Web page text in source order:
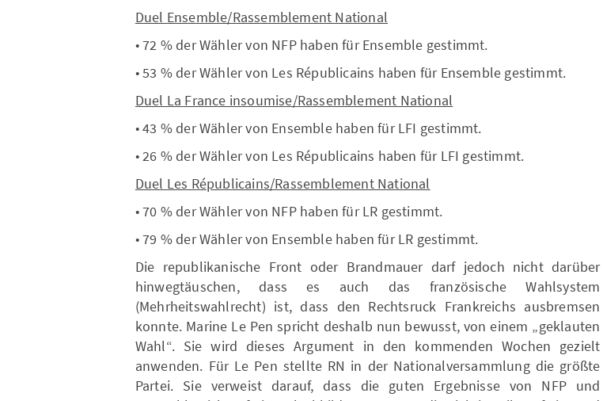
Duel Ensemble/Rassemblement National
• 72 % der Wähler von NFP haben für Ensemble gestimmt.
• 53 % der Wähler von Les Républicains haben für Ensemble gestimmt.
Duel La France insoumise/Rassemblement National
• 43 % der Wähler von Ensemble haben für LFI gestimmt.
• 26 % der Wähler von Les Républicains haben für LFI gestimmt.
Duel Les Républicains/Rassemblement National
• 70 % der Wähler von NFP haben für LR gestimmt.
• 79 % der Wähler von Ensemble haben für LR gestimmt.
Die republikanische Front oder Brandmauer darf jedoch nicht darüber
hinwegtäuschen, dass es auch das französische Wahlsystem
(Mehrheitswahlrecht) ist, dass den Rechtsruck Frankreichs ausbremsen
konnte. Marine Le Pen spricht deshalb nun bewusst, von einem „geklauten
Wahl“. Sie wird dieses Argument in den kommenden Wochen gezielt
anwenden. Für Le Pen stellte RN in der Nationalversammlung die größte
Partei. Sie verweist darauf, dass die guten Ergebnisse von NFP und